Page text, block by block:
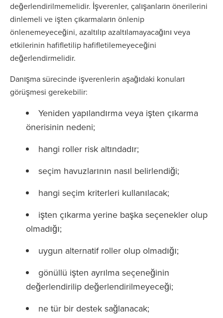
değerlendirilmemelidir. İşverenler, çalışanların önerilerini
dinlemeli ve işten çıkarmaların önlenip
önlenemeyeceğini, azaltılıp azaltılamayacağını veya
etkilerinin hafifletilip hafifletilemeyeceğini
değerlendirmelidir.
Danışma sürecinde işverenlerin aşağıdaki konuları
görüşmesi gerekebilir:
Yeniden yapılandırma veya işten çıkarma
önerisinin nedeni;
hangi roller risk altındadır;
seçim havuzlarının nasıl belirlendiği;
hangi seçim kriterleri kullanılacak;
işten çıkarma yerine başka seçenekler olup
olmadığı;
uygun alternatif roller olup olmadığı;
gönüllü işten ayrılma seçeneğinin
değerlendirilip değerlendirilmeyeceği;
ne tür bir destek sağlanacak;